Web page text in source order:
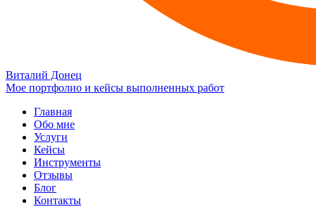
Виталий Донец
Мое портфолио и кейсы выполненных работ
Главная
Обо мне
Услуги
Кейсы
Инструменты
Отзывы
Блог
Контакты